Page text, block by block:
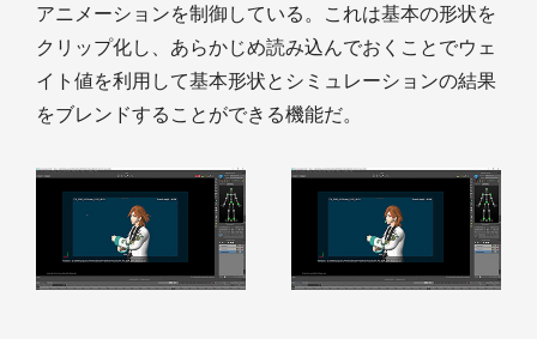
アニメーションを制御している。これは基本の形状を
クリップ化し、あらかじめ読み込んでおくことでウェ
イト値を利用して基本形状とシミュレーションの結果
をブレンドすることができる機能だ。